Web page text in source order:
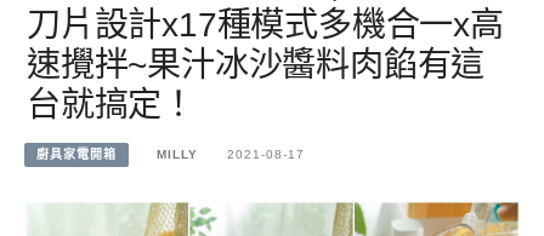
刀片設計x17種模式多機合一x高
速攪拌~果汁冰沙醬料肉餡有這
台就搞定！
廚具家電開箱 MILLY 2021-08-17